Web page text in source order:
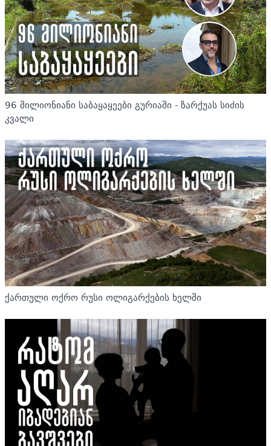
96 მილიონიანი საბაყაყეები გურიაში - ზარქუას სიძის
კვალი
ქართული ოქრო რუსი ოლიგარქების ხელში